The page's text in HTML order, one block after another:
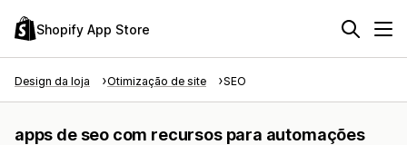
Shopify App Store
Design da loja Otimização de site SEO
apps de seo com recursos para automações